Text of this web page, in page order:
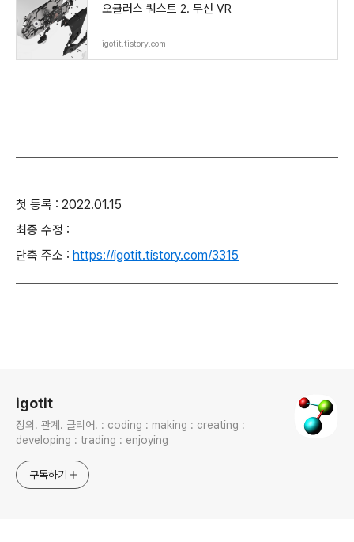
오큘러스 퀘스트 2. 무선 VR
igotit.tistory.com
첫 등록 : 2022.01.15
최종 수정 :
단축 주소 : https://igotit.tistory.com/3315
igotit
정의. 관계. 클리어. : coding : making : creating :
developing : trading : enjoying
구독하기